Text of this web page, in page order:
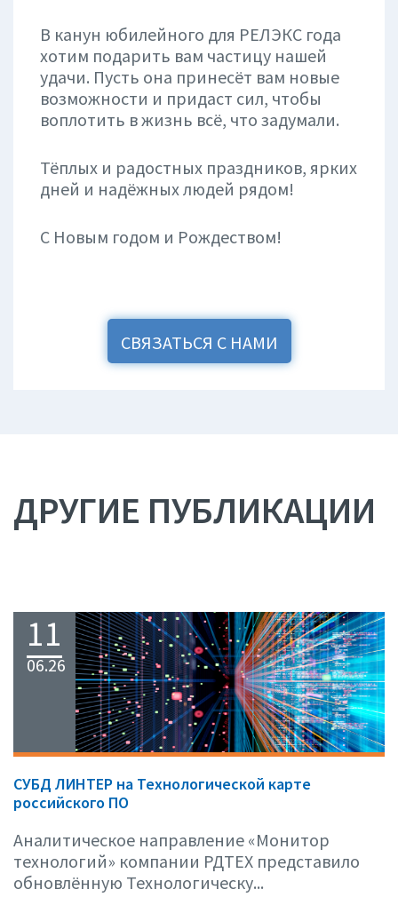
В канун юбилейного для РЕЛЭКС года
хотим подарить вам частицу нашей
удачи. Пусть она принесёт вам новые
возможности и придаст сил, чтобы
воплотить в жизнь всё, что задумали.
Тёплых и радостных праздников, ярких
дней и надёжных людей рядом!
С Новым годом и Рождеством!
СВЯЗАТЬСЯ С НАМИ
ДРУГИЕ ПУБЛИКАЦИИ
11
06.26
СУБД ЛИНТЕР на Технологической карте
российского ПО
Аналитическое направление «Монитор
технологий» компании РДТЕХ представило
обновлённую Технологическу...